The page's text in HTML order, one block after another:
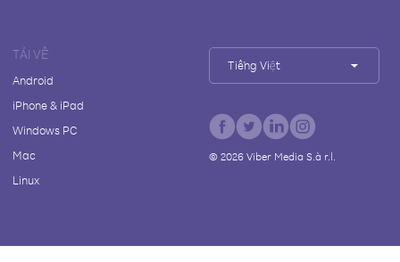
TẢI VỀ
Android
iPhone & iPad
Windows PC
Mac
Linux
Tiếng Việt
© 2026Viber Media S.à r.l.